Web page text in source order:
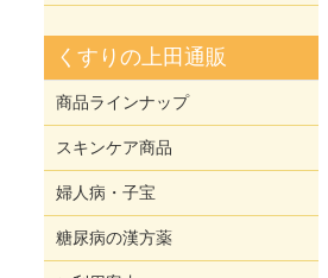
くすりの上田通販
商品ラインナップ
スキンケア商品
婦人病・子宝
糖尿病の漢方薬